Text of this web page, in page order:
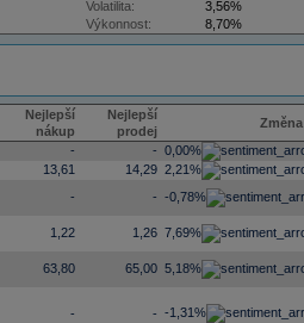
Volatilita:
3,56%
Výkonnost:
8,70%
Nejlepší
nákup
Nejlepší
prodej
Změna
- - 0,00%
13,61 14,29 2,21%
- - -0,78%
1,22 1,26 7,69%
63,80 65,00 5,18%
- - -1,31%